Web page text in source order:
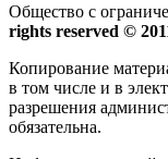
Общество с
rights reserved ©
Копирование
в том числе и в
разрешения
обязательна.